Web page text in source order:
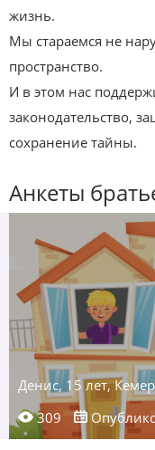
жизнь.
Мы стараемся не
пространство.
И в этом нас
законодательство,
сохранение тайны.
Анкеты
Денис, 15 лет,
309